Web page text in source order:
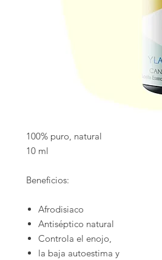
100% puro, natural
10 ml
Beneficios:
Afrodisiaco
Antiséptico natural
Controla el enojo,
la baja autoestima y